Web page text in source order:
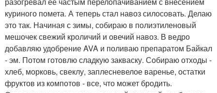
куриного помета. А теперь стал навоз силосовать. Делаю
это так. Начиная с зимы, собираю в полиэтиленовый
мешочек свежий кроличий и овечий навоз. В ведро
добавляю удобрение AVA и поливаю препаратом Байкал
- эм. Потом готовлю сладкую закваску. Собираю отходы -
хлеб, морковь, свеклу, заплесневелое варенье, остатки
фруктов из компотов - все, что может бродить.